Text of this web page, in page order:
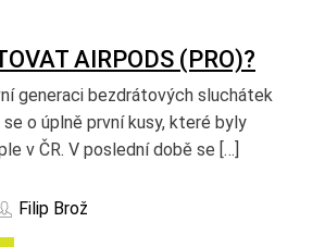
AIRPODS (PRO)?
generaci bezdrátových sluchátek
o úplně první kusy, které byly
v ČR. V poslední době se […]
Filip Brož